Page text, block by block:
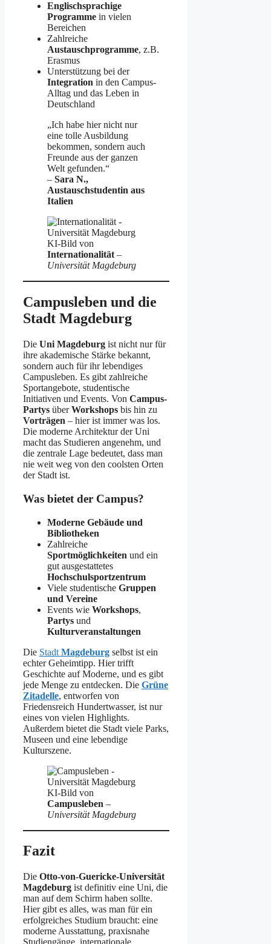
Englischsprachige
Programme in vielen
Bereichen
Zahlreiche
Austauschprogramme, z.B.
Erasmus
Unterstützung bei der
Integration in den Campus-
Alltag und das Leben in
Deutschland
„Ich habe hier nicht nur
eine tolle Ausbildung
bekommen, sondern auch
Freunde aus der ganzen
Welt gefunden.“
– Sara N.,
Austauschstudentin aus
Italien
KI-Bild von
Internationalität –
Universität Magdeburg
Campusleben und die
Stadt Magdeburg
Die Uni Magdeburg ist nicht nur für
ihre akademische Stärke bekannt,
sondern auch für ihr lebendiges
Campusleben. Es gibt zahlreiche
Sportangebote, studentische
Initiativen und Events. Von Campus-
Partys überWorkshops bis hin zu
Vorträgen – hier ist immer was los.
Die moderne Architektur der Uni
macht das Studieren angenehm, und
die zentrale Lage bedeutet, dass man
nie weit weg von den coolsten Orten
der Stadt ist.
Was bietet der Campus?
Moderne Gebäude und
Bibliotheken
Zahlreiche
Sportmöglichkeiten und ein
gut ausgestattetes
Hochschulsportzentrum
Viele studentische Gruppen
und Vereine
Events wie Workshops,
Partys und
Kulturveranstaltungen
Die Stadt Magdeburg selbst ist ein
echter Geheimtipp. Hier trifft
Geschichte auf Moderne, und es gibt
jede Menge zu entdecken. Die Grüne
Zitadelle, entworfen von
Friedensreich Hundertwasser, ist nur
eines von vielen Highlights.
Außerdem bietet die Stadt viele Parks,
Museen und eine lebendige
Kulturszene.
KI-Bild von
Campusleben –
Universität Magdeburg
Fazit
Die Otto-von-Guericke-Universität
Magdeburg ist definitiv eine Uni, die
man auf dem Schirm haben sollte.
Hier gibt es alles, was man für ein
erfolgreiches Studium braucht: eine
moderne Ausstattung, praxisnahe